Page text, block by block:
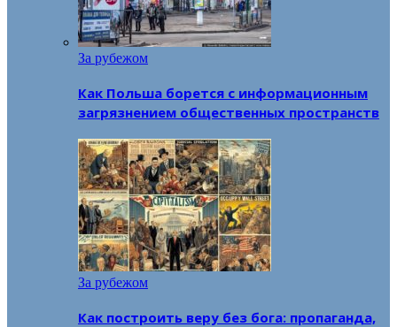
За рубежом
Как Польша борется с информационным
загрязнением общественных пространств
За рубежом
Как построить веру без бога: пропаганда,